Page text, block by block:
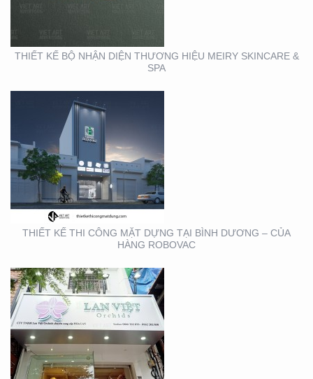
THIẾT KẾ BỘ NHẬN DIỆN THƯƠNG HIỆU MEIRY SKINCARE &
SPA
DƯƠNG – CỦA HÀNG
THIẾT KẾ THI CÔNG MẶT DỰNG TẠI BÌNH DƯƠNG – CỦA
HÀNG ROBOVAC
THIẾT KẾ THI CÔNG
BẢNG HIỆU QUẬN 1
THIẾT KẾ THI CÔNG
BẢNG HIỆU NHA KHOA
TẠI TP. HỒ CHÍ MINH